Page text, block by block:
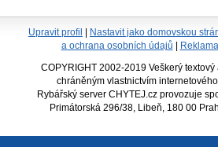
Upravit profil Nastavit jako domovskou
a ochrana osobních údajů
Reklama
COPYRIGHT 2002-2019 Veškerý
chráněným vlastnictvím
Rybářský server CHYTEJ.cz provozuje
Primátorská 296/38, Libeň, 180 00